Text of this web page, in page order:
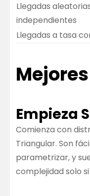
Llegadas
independientes
Llegadas a tasa
Empieza
Comienza con
Triangular. Son
parametrizar, y
complejidad solo